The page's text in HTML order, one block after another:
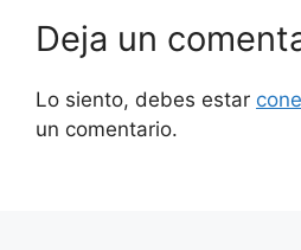
Deja un
Lo siento, debes estar
un comentario.